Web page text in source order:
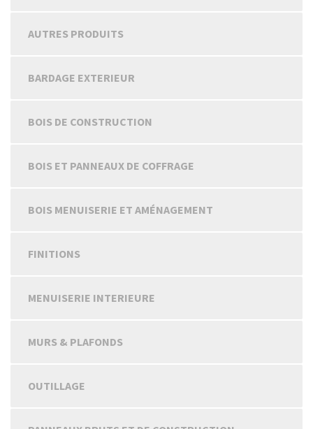
AUTRES PRODUITS
BARDAGE EXTERIEUR
BOIS DE CONSTRUCTION
BOIS ET PANNEAUX DE COFFRAGE
BOIS MENUISERIE ET AMÉNAGEMENT
FINITIONS
MENUISERIE INTERIEURE
MURS & PLAFONDS
OUTILLAGE